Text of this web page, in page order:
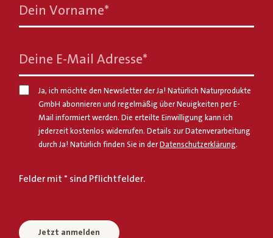
Dein Vorname*
Deine E-Mail Adresse*
Ja, ich möchte den Newsletter der Ja! Natürlich Naturprodukte
GmbH abonnieren und regelmäßig über Neuigkeiten per E-
Mail informiert werden. Die erteilte Einwilligung kann ich
jederzeit kostenlos widerrufen. Details zur Datenverarbeitung
durch Ja! Natürlich finden Sie in derDatenschutzerklärung.
Felder mit * sind Pflichtfelder.
Jetzt anmelden